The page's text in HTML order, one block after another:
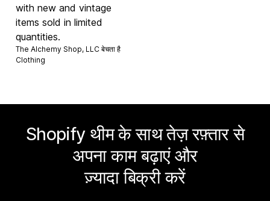
with new and vintage
items sold in limited
quantities.
The Alchemy Shop, LLC बेचता है
Clothing
Shopify थीम के साथ तेज़ रफ़्तार से
अपना काम बढ़ाएं और
ज़्यादा बिक्री करें